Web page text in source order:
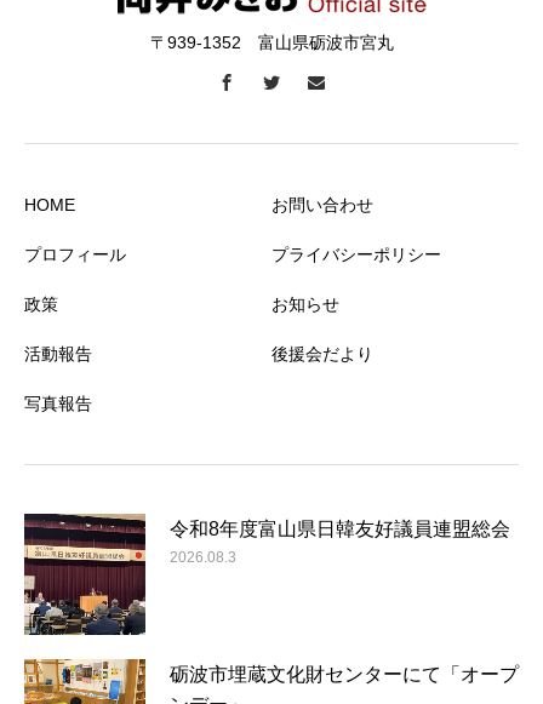
〒939-1352 富山県砺波市宮丸
HOME
プロフィール
政策
活動報告
写真報告
お問い合わせ
プライバシーポリシー
お知らせ
後援会だより
令和8年度富山県日韓友好議員連盟総会
2026.08.3
砺波市埋蔵文化財センターにて「オープ